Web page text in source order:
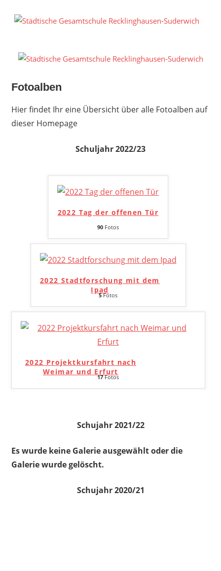
Inhalt
Fotoalben
Hier findet Ihr eine Übersicht über alle Fotoalben auf
dieser Homepage
Schuljahr 2022/23
2022 Tag der offenen Tür
90 Fotos
2022 Stadtforschung mit dem
Ipad
5Fotos
2022 Projektkursfahrt nach
Weimar und Erfurt
17Fotos
Schujahr 2021/22
Es wurde keine Galerie ausgewählt oder die
Galerie wurde gelöscht.
Schujahr 2020/21